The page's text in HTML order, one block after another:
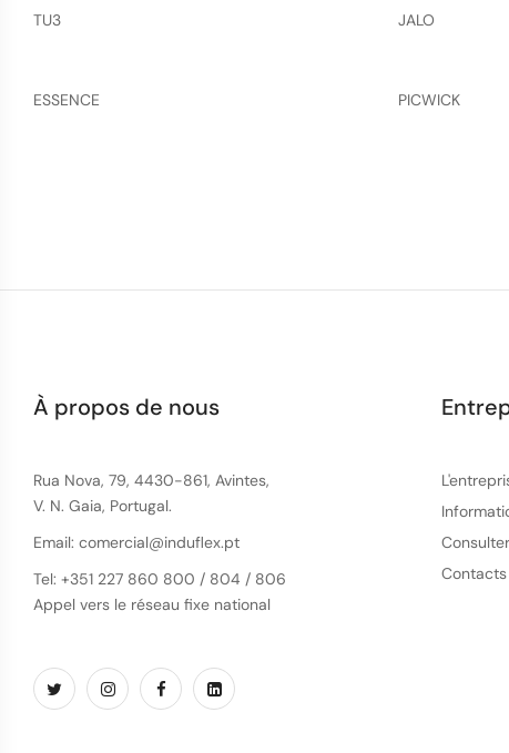
TU3 JALO
ESSENCE PICWICK
À propos de nous
Rua Nova, 79, 4430-861, Avintes,
V. N. Gaia, Portugal.
Email: comercial@induflex.pt
Tel: +351 227 860 800 / 804 / 806
Appel vers le réseau fixe national
Contacts